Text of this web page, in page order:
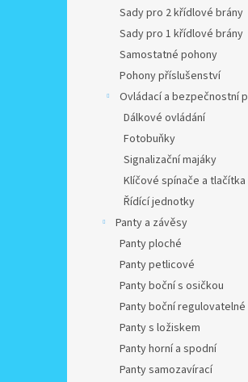
Sady pro 2 křídlové brány
Sady pro 1 křídlové brány
Samostatné pohony
Pohony příslušenství
Ovládací a bezpečnostní
Dálkové ovládání
Fotobuňky
Signalizační majáky
Klíčové spínače a tlačítka
Řídící jednotky
Panty a závěsy
Panty ploché
Panty petlicové
Panty boční s osičkou
Panty boční regulovatelné
Panty s ložiskem
Panty horní a spodní
Panty samozavírací